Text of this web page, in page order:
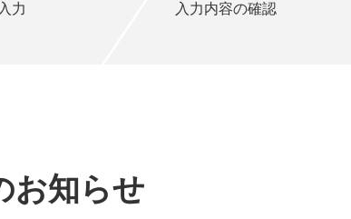
力 入力内容の確認
お知らせ